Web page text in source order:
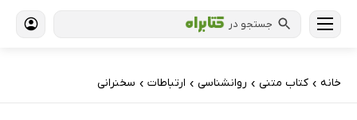
جستجو در
خانه › کتاب‌ متنی › روانشناسی › ارتباطات › سخنرانی